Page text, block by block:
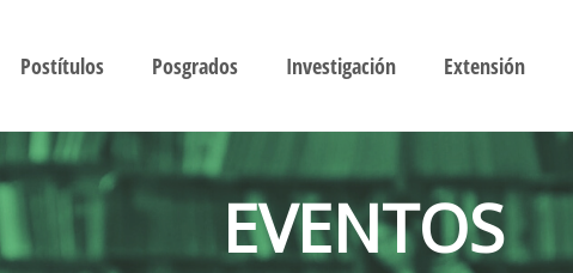
Postítulos Posgrados Investigación Extensión
EVENTOS